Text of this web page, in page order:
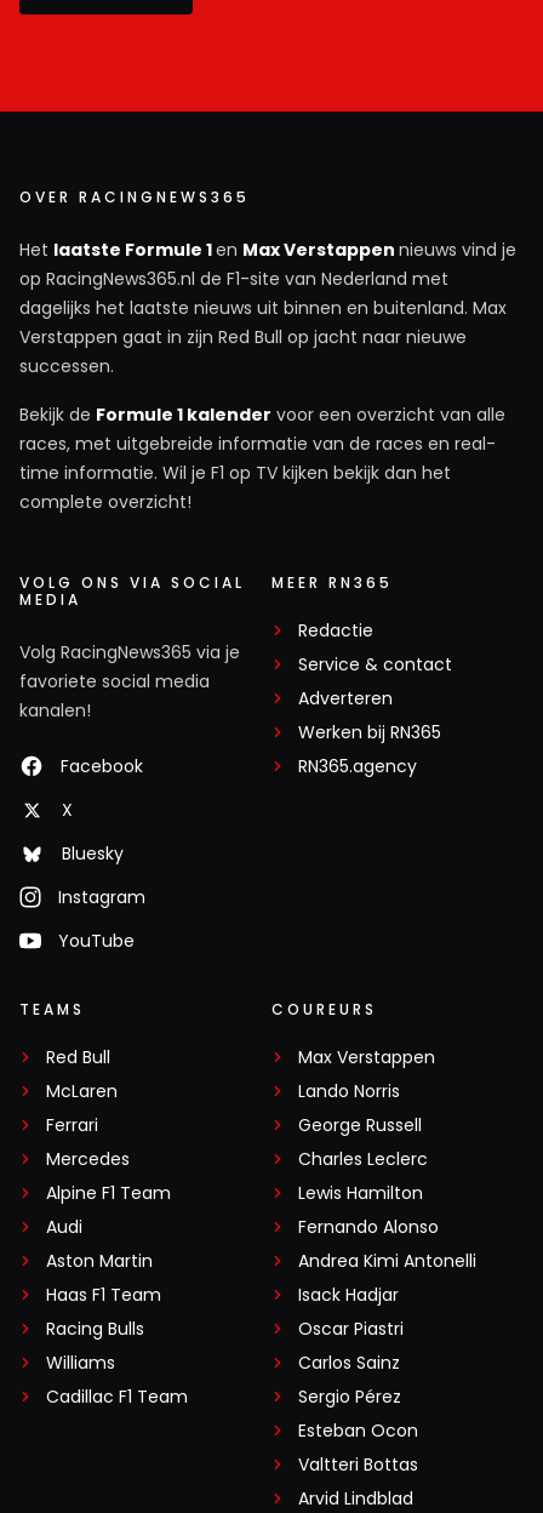
OVER RACINGNEWS365
Het laatste Formule 1en Max Verstappen nieuws vind je
op RacingNews365.nl de F1-site van Nederland met
dagelijks het laatste nieuws uit binnen en buitenland. Max
Verstappen gaat in zijn Red Bull op jacht naar nieuwe
successen.
Bekijk de Formule 1 kalender voor een overzicht van alle
races, met uitgebreide informatie van de races en real-
time informatie. Wil je F1 op TV kijken bekijk dan het
complete overzicht!
VOLG ONS VIA SOCIAL
MEDIA
Volg RacingNews365 via je
favoriete social media
kanalen!
Facebook
X
Bluesky
Instagram
YouTube
MEER RN365
Redactie
Service & contact
Adverteren
Werken bij RN365
RN365.agency
TEAMS
Red Bull
McLaren
Ferrari
Mercedes
Alpine F1 Team
Audi
Aston Martin
Haas F1 Team
Racing Bulls
Williams
Cadillac F1 Team
COUREURS
Max Verstappen
Lando Norris
George Russell
Charles Leclerc
Lewis Hamilton
Fernando Alonso
Andrea Kimi Antonelli
Isack Hadjar
Oscar Piastri
Carlos Sainz
Sergio Pérez
Esteban Ocon
Valtteri Bottas
Arvid Lindblad